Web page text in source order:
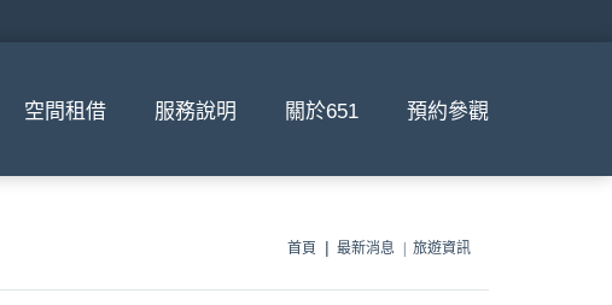
空間租借 服務說明 關於651 預約參觀
首頁 最新消息 旅遊資訊